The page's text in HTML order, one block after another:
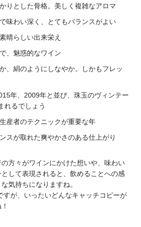
りとした骨格。美しく複雑なアロマ
味わい深く、とてもバランスがよい
晴らしい出来栄え
、魅惑的なワイン
、絹のようにしなやか。しかもフレッ
年、2009年と並び、珠玉のヴィンテー
れるでしょう
産者のテクニックが重要な年
スが取れた爽やかさのある仕上がり
方々がワインにかけた想いや、味わい
して表現されると、飲めることへの感
気持ちになりますね。
すが、いったいどんなキャッチコピーが